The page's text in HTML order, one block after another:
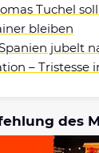
Tuchel
bleiben
jubelt
– Tristesse
des